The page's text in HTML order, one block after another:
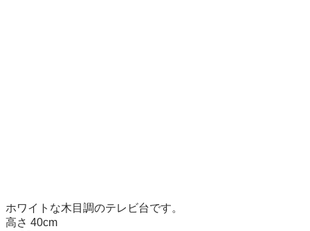
ホワイトな木目調のテレビ台です。
高さ 40cm